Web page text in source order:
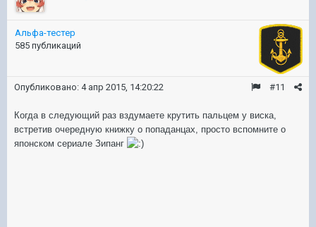
Альфа-тестер
585 публикаций
#11
Опубликовано: 4 апр 2015, 14:20:22
Когда в следующий раз вздумаете крутить пальцем у виска,
встретив очередную книжку о попаданцах, просто вспомните о
японском сериале Зипанг